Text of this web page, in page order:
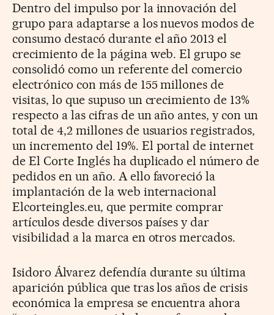
Dentro del impulso por la innovación del
grupo para adaptarse a los nuevos modos de
consumo destacó durante el año 2013 el
crecimiento de la página web. El grupo se
consolidó como un referente del comercio
electrónico con más de 155 millones de
visitas, lo que supuso un crecimiento de 13%
respecto a las cifras de un año antes, y con un
total de 4,2 millones de usuarios registrados,
un incremento del 19%. El portal de internet
de El Corte Inglés ha duplicado el número de
pedidos en un año. A ello favoreció la
implantación de la web internacional
Elcorteingles.eu, que permite comprar
artículos desde diversos países y dar
visibilidad a la marca en otros mercados.
Isidoro Álvarez defendía durante su última
aparición pública que tras los años de crisis
económica la empresa se encuentra ahora